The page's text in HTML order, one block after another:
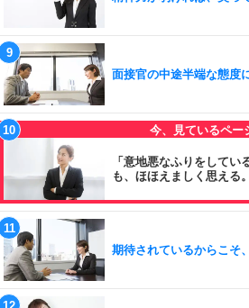
面接官の中途半端な態度
「意地悪なふりをして
も、ほほえましく思える。
期待されているからこそ